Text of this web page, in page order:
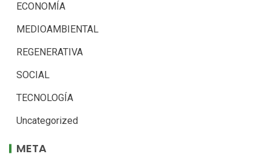
ECONOMÍA
MEDIOAMBIENTAL
REGENERATIVA
SOCIAL
TECNOLOGÍA
Uncategorized
META